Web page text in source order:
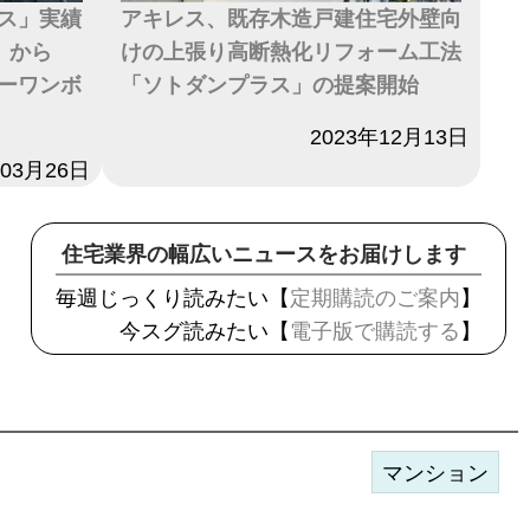
」実績
から
ワンボ
月26日
アキレス、既存木造戸建住宅外壁向
けの上張り高断熱化リフォーム工法
「ソトダンプラス」の提案開始
2023年12月13日
住宅業界の幅広いニュースをお届けします
毎週じっくり読みたい【 定期購読のご案内 】
今スグ読みたい【 電子版で購読する 】
マンション